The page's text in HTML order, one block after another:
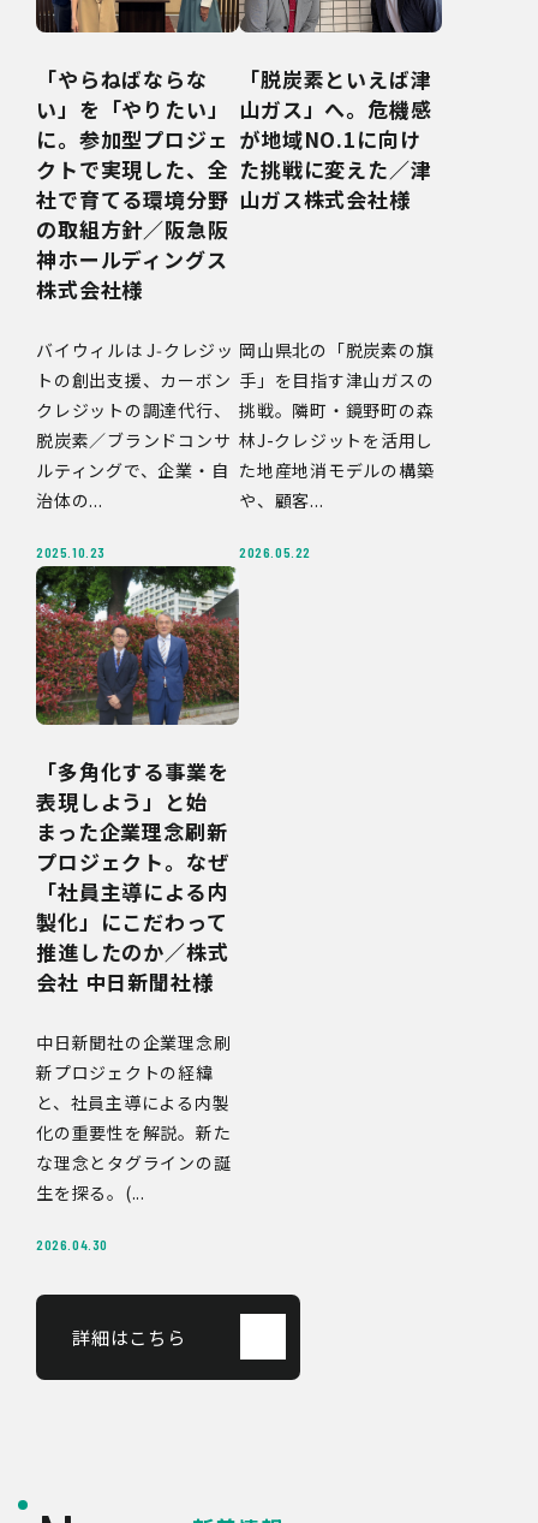
「やらねばならな
い」を「やりたい」
に。参加型プロジェ
クトで実現した、全
社で育てる環境分野
の取組方針／阪急阪
神ホールディングス
株式会社様
バイウィルは J‑クレジッ
トの創出支援、カーボン
クレジットの調達代行、
脱炭素／ブランドコンサ
ルティングで、企業・自
治体の...
2025.10.23
「脱炭素といえば津
山ガス」へ。危機感
が地域NO.1に向け
た挑戦に変えた／津
山ガス株式会社様
岡山県北の「脱炭素の旗
手」を目指す津山ガスの
挑戦。隣町・鏡野町の森
林J-クレジットを活用し
た地産地消モデルの構築
や、顧客...
2026.05.22
「多角化する事業を
表現しよう」と始
まった企業理念刷新
プロジェクト。なぜ
「社員主導による内
製化」にこだわって
推進したのか／株式
会社 中日新聞社様
中日新聞社の企業理念刷
新プロジェクトの経緯
と、社員主導による内製
化の重要性を解説。新た
な理念とタグラインの誕
生を探る。(...
2026.04.30
詳細はこちら